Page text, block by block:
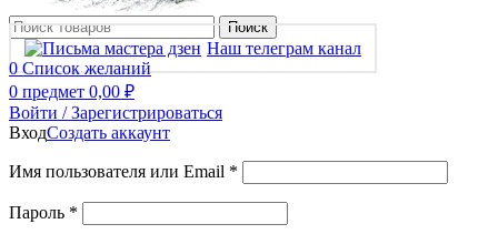
Поиск
Наш телеграм канал
0 Список желаний
0 предмет 0,00 ₽
Войти / Зарегистрироваться
ВходСоздать аккаунт
Имя пользователя или Email *
Пароль *